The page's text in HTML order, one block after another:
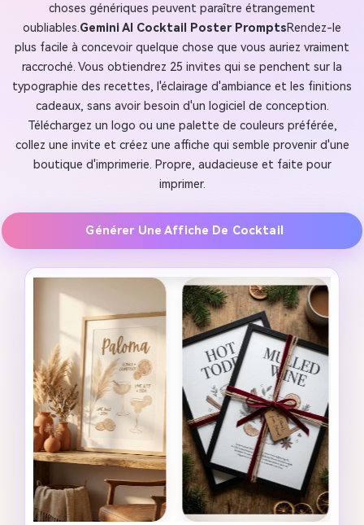
choses génériques peuvent paraître étrangement
oubliables.Gemini AI Cocktail Poster PromptsRendez-le
plus facile à concevoir quelque chose que vous auriez vraiment
raccroché. Vous obtiendrez 25 invites qui se penchent sur la
typographie des recettes, l'éclairage d'ambiance et les finitions
cadeaux, sans avoir besoin d'un logiciel de conception.
Téléchargez un logo ou une palette de couleurs préférée,
collez une invite et créez une affiche qui semble provenir d'une
boutique d'imprimerie. Propre, audacieuse et faite pour
imprimer.
Générer Une Affiche De Cocktail